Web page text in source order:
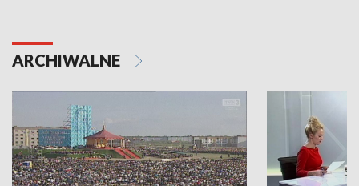
ARCHIWALNE